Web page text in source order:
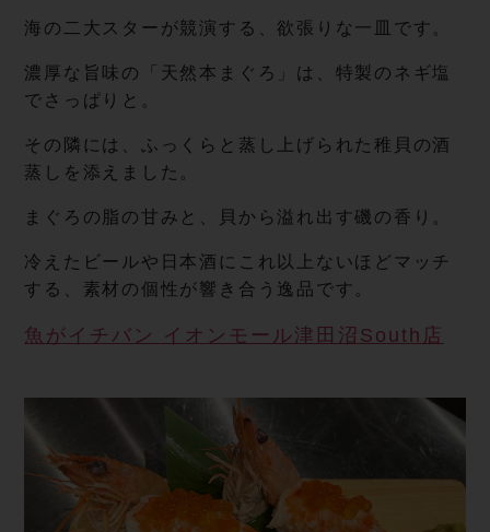
海の二大スターが競演する、欲張りな一皿です。
濃厚な旨味の「天然本まぐろ」は、特製のネギ塩
でさっぱりと。
その隣には、ふっくらと蒸し上げられた稚貝の酒
蒸しを添えました。
まぐろの脂の甘みと、貝から溢れ出す磯の香り。
冷えたビールや日本酒にこれ以上ないほどマッチ
する、素材の個性が響き合う逸品です。
魚がイチバン イオンモール津田沼South店